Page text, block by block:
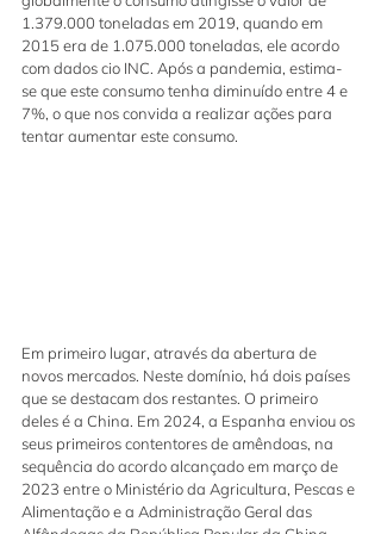
1.379.000 toneladas em 2019, quando em
2015 era de 1.075.000 toneladas, ele acordo
com dados cio INC. Após a pandemia, estima-
se que este consumo tenha diminuído entre 4 e
7%, o que nos convida a realizar ações para
tentar aumentar este consumo.
Em primeiro lugar, através da abertura de
novos mercados. Neste domínio, há dois países
que se destacam dos restantes. O primeiro
deles é a China. Em 2024, a Espanha enviou os
seus primeiros contentores de amêndoas, na
sequência do acordo alcançado em março de
2023 entre o Ministério da Agricultura, Pescas e
Alimentação e a Administração Geral das